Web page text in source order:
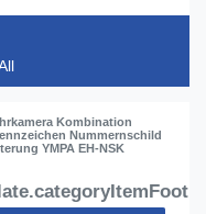
Kombination
Nummernschild
YMPA EH-NSK